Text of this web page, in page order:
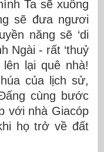
Ta sẽ xuống
sẽ đưa ngươi
năng sẽ ‘di
Ngài - rất ‘thuỷ
lên lại quê nhà!
của lịch sử,
cùng bước
với nhà Giacóp
họ trở về đất